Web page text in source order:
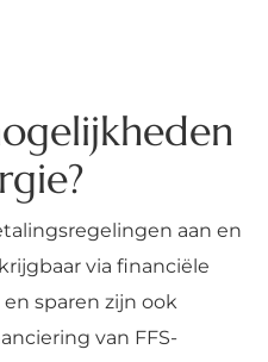
aan en
via financiële
sparen zijn ook
van FFS-